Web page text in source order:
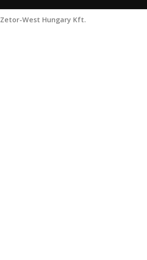
Zetor-West Hungary Kft.